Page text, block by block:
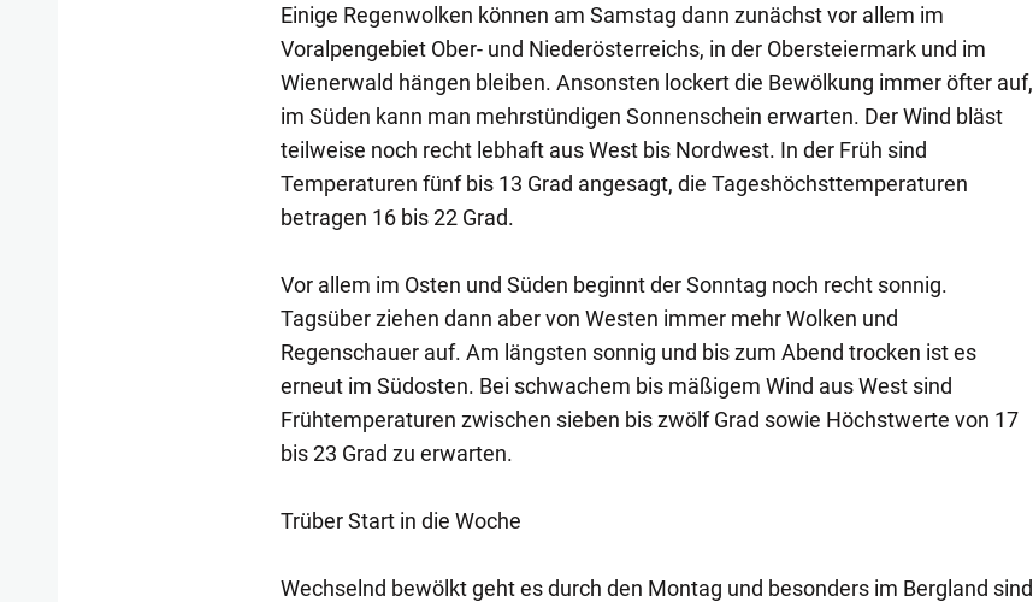
Einige Regenwolken können am Samstag dann zunächst vor allem im
Voralpengebiet Ober- und Niederösterreichs, in der Obersteiermark und im
Wienerwald hängen bleiben. Ansonsten lockert die Bewölkung immer öfter auf,
im Süden kann man mehrstündigen Sonnenschein erwarten. Der Wind bläst
teilweise noch recht lebhaft aus West bis Nordwest. In der Früh sind
Temperaturen fünf bis 13 Grad angesagt, die Tageshöchsttemperaturen
betragen 16 bis 22 Grad.
Vor allem im Osten und Süden beginnt der Sonntag noch recht sonnig.
Tagsüber ziehen dann aber von Westen immer mehr Wolken und
Regenschauer auf. Am längsten sonnig und bis zum Abend trocken ist es
erneut im Südosten. Bei schwachem bis mäßigem Wind aus West sind
Frühtemperaturen zwischen sieben bis zwölf Grad sowie Höchstwerte von 17
bis 23 Grad zu erwarten.
Trüber Start in die Woche
Wechselnd bewölkt geht es durch den Montag und besonders im Bergland sind